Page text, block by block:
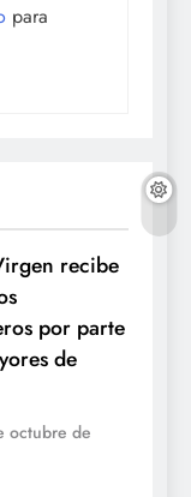
para
recibe
por parte
de
octubre de